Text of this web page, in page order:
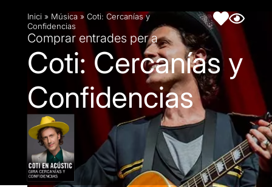
Inici » Música » Coti: Cercanías y
Confidencias
Comprar entrades per a
Coti: Cercanías y
Confidencias